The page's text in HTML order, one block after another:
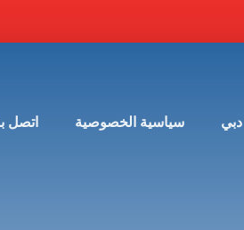
سياسية الخصوصية اتصل